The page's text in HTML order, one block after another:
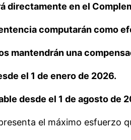
directamente en el
computarán como
mantendrán una
el 1 de enero de 2026.
desde el 1 de agosto de
el máximo esfuerzo